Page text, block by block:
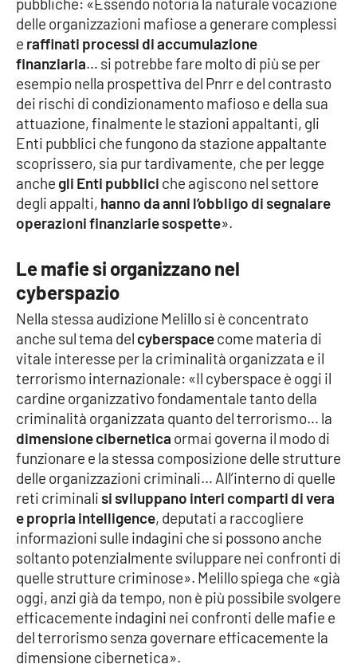
pubbliche: «Essendo notoria la naturale vocazione
delle organizzazioni mafiose a generare complessi
e raffinati processi di accumulazione
finanziaria… si potrebbe fare molto di più se per
esempio nella prospettiva del Pnrr e del contrasto
dei rischi di condizionamento mafioso e della sua
attuazione, finalmente le stazioni appaltanti, gli
Enti pubblici che fungono da stazione appaltante
scoprissero, sia pur tardivamente, che per legge
anche gli Enti pubblici che agiscono nel settore
degli appalti, hanno da anni l’obbligo di segnalare
operazioni finanziarie sospette».
Le mafie si organizzano nel
cyberspazio
Nella stessa audizione Melillo si è concentrato
anche sul tema del cyberspacecome materia di
vitale interesse per la criminalità organizzata e il
terrorismo internazionale: «Il cyberspace è oggi il
cardine organizzativo fondamentale tanto della
criminalità organizzata quanto del terrorismo… la
dimensione cibernetica ormai governa il modo di
funzionare e la stessa composizione delle strutture
delle organizzazioni criminali… All’interno di quelle
reti criminalisi sviluppano interi comparti di vera
e propria intelligence, deputati a raccogliere
informazioni sulle indagini che si possono anche
soltanto potenzialmente sviluppare nei confronti di
quelle strutture criminose». Melillo spiega che «già
oggi, anzi già da tempo, non è più possibile svolgere
efficacemente indagini nei confronti delle mafie e
del terrorismo senza governare efficacemente la
dimensione cibernetica».